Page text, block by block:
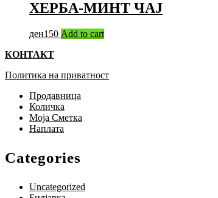
ХЕРБА-МИНТ ЧАЈ
ден150 Add to cart
КОНТАКТ
Политика на приватност
Продавница
Количка
Моја Сметка
Наплата
Categories
Uncategorized